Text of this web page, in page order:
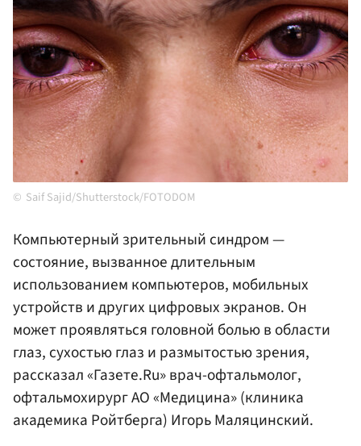
Saif Sajid/Shutterstock/FOTODOM
Компьютерный зрительный синдром —
состояние, вызванное длительным
использованием компьютеров, мобильных
устройств и других цифровых экранов. Он
может проявляться головной болью в области
глаз, сухостью глаз и размытостью зрения,
рассказал «Газете.Ru» врач-офтальмолог,
офтальмохирург АО «Медицина» (клиника
академика Ройтберга) Игорь Маляцинский.